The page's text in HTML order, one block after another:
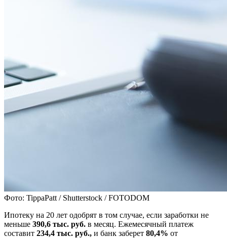
Фото: TippaPatt / Shutterstock / FOTODOM
Ипотеку на 20 лет одобрят в том случае, если заработки не
меньше 390,6 тыс. руб. в месяц. Ежемесячный платеж
составит 234,4 тыс. руб., и банк заберет 80,4% от